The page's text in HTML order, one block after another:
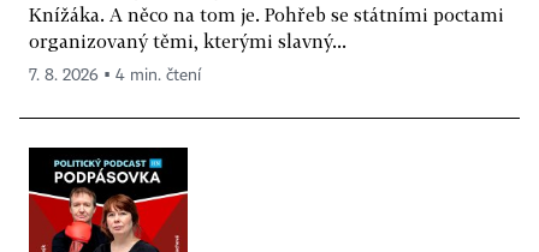
Knížáka. A něco na tom je. Pohřeb se státními poctami
organizovaný těmi, kterými slavný...
7. 8. 2026 ▪ 4 min. čtení